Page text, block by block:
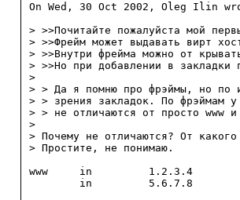
On Wed, 30 Oct 2002, Oleg Ilin
> >>Почитайте пожалуйста мой
> >>Фрейм может выдавать вирт
> >>Внутри фрейма можно от
> >>Но при добавлении в закладки
>
> > Да я помню про фрэймы, но по
> > зрения закладок. По фрэймам
> > не отличаются от просто www
>
> Почему не отличаются? От какого
> Простите, не понимаю.
www     in         1.2.3.4
        in         5.6.7.8